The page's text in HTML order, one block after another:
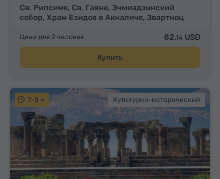
Св. Рипсиме, Св. Гаяне, Эчмиадзинский
собор, Храм Езидов в Акналиче, Звартноц
Цена для 2 человек 82.14 USD
Купить
7-8 ч Культурно-исторический